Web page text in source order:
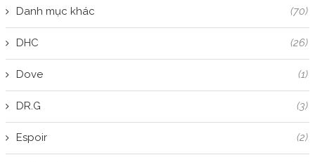
Danh mục khác (70)
DHC (26)
Dove (1)
DR.G (3)
Espoir (2)